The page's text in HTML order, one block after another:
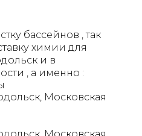
бассейнов , так
химии для
и в
, а именно :
Московская
Московская